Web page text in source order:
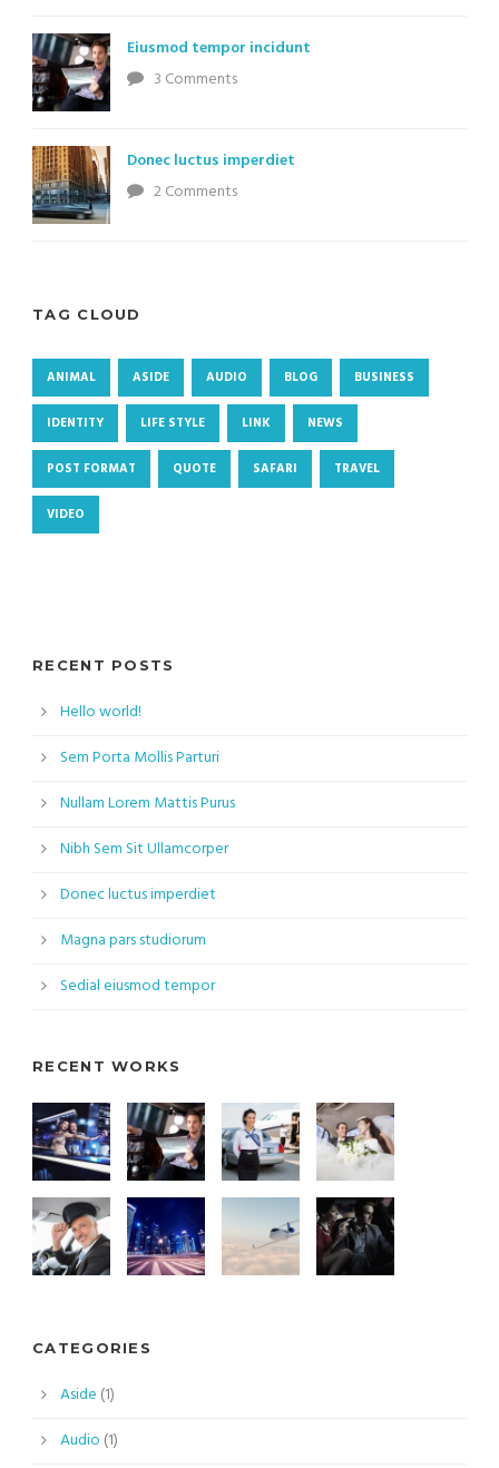
Eiusmod tempor incidunt
3 Comments
Donec luctus imperdiet
2 Comments
TAG CLOUD
ANIMAL ASIDE AUDIO BLOG BUSINESS
IDENTITY LIFE STYLE LINK NEWS
POST FORMAT QUOTE SAFARI TRAVEL
VIDEO
RECENT POSTS
Hello world!
Sem Porta Mollis Parturi
Nullam Lorem Mattis Purus
Nibh Sem Sit Ullamcorper
Donec luctus imperdiet
Magna pars studiorum
Sedial eiusmod tempor
RECENT WORKS
CATEGORIES
Aside (1)
Audio (1)